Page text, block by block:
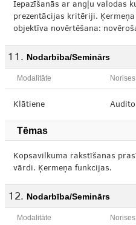
Iepazīšanās ar angļu valodas
prezentācijas kritēriji.
objektīva novērtēšana:
Nodarbība/Seminārs
Modalitāte
Klātiene
Tēmas
Kopsavilkuma rakstīšanas
vārdi. Ķermeņa funkcijas.
Nodarbība/Seminārs
Modalitāte